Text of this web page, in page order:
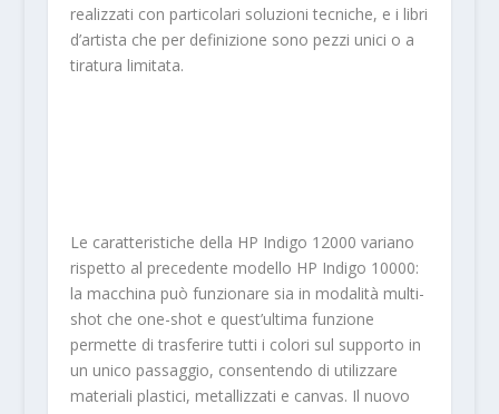
realizzati con particolari soluzioni tecniche, e i libri
d’artista che per definizione sono pezzi unici o a
tiratura limitata.
Le caratteristiche della HP Indigo 12000 variano
rispetto al precedente modello HP Indigo 10000:
la macchina può funzionare sia in modalità multi-
shot che one-shot e quest’ultima funzione
permette di trasferire tutti i colori sul supporto in
un unico passaggio, consentendo di utilizzare
materiali plastici, metallizzati e canvas. Il nuovo